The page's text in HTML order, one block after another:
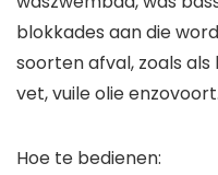
blokkades aan die
soorten afval, zoals
vet, vuile olie enzovoort.
Hoe te bedienen: